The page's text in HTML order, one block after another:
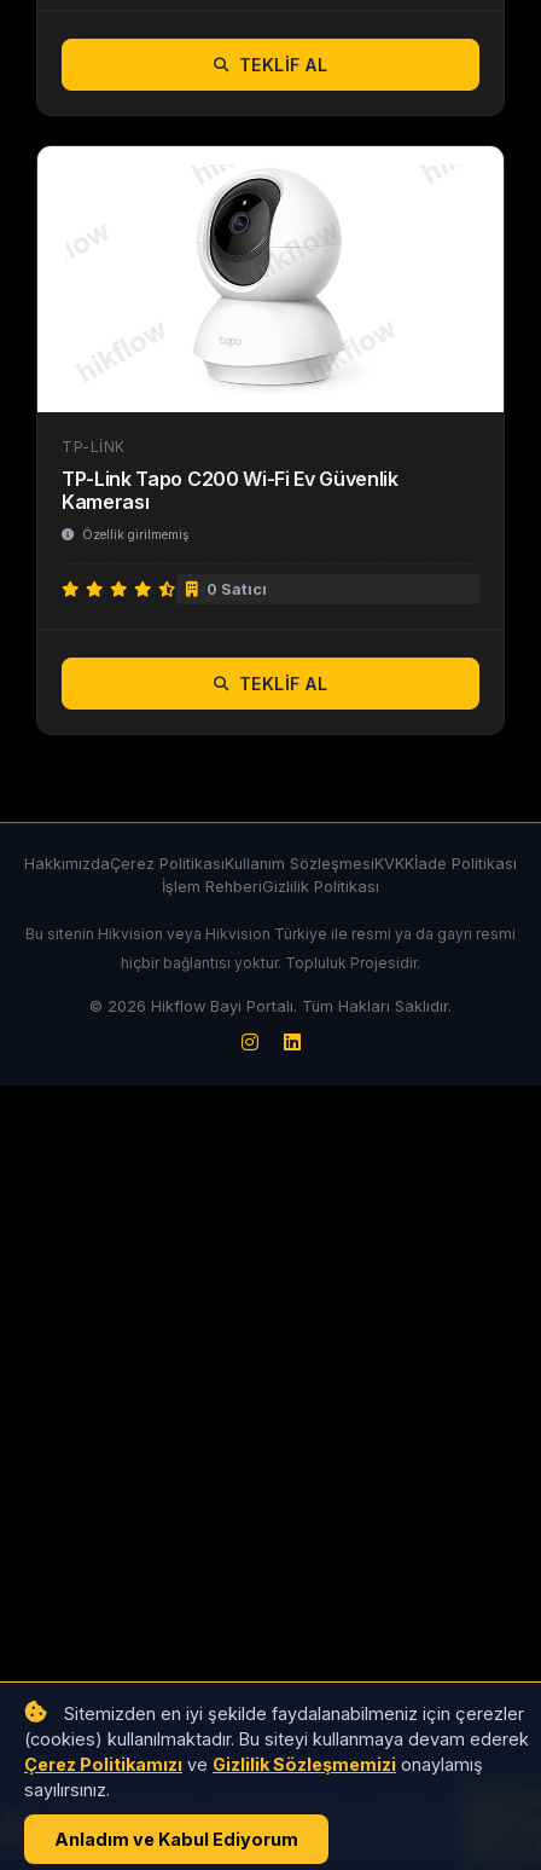
TEKLIF AL
TP-LINK
TP-Link Tapo C200 Wi-Fi Ev Güvenlik
Kamerası
Özellik girilmemiş
0 Satıcı
TEKLIF AL
HakkımızdaÇerez PolitikasıKullanım SözleşmesiKVKKİade Politikası
İşlem RehberiGizlilik Politikası
Bu sitenin Hikvision veya Hikvision Türkiye ile resmi ya da gayrı resmi
hiçbir bağlantısı yoktur. Topluluk Projesidir.
© 2026 Hikflow Bayi Portalı. Tüm Hakları Saklıdır.
Sitemizden en iyi şekilde faydalanabilmeniz için çerezler
(cookies) kullanılmaktadır. Bu siteyi kullanmaya devam ederek
Çerez Politikamızı ve Gizlilik Sözleşmemizi onaylamış
sayılırsınız.
Anladım ve Kabul Ediyorum
Satıcı tekliflerini, stok detaylarını ve toptan
fiyatları görüntülemek için giriş yapmalısınız.